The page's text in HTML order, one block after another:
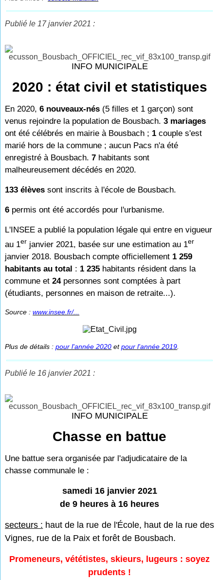
Publié le 17 janvier 2021 :
INFO MUNICIPALE
2020 : état civil et statistiques
En 2020,6 nouveaux-nés (5 filles et 1 garçon) sont
venus rejoindre la population de Bousbach.3 mariages
ont été célébrés en mairie à Bousbach ; 1 couple s'est
marié hors de la commune ; aucun Pacs n'a été
enregistré à Bousbach.7 habitants sont
malheureusement décédés en 2020.
133 élèves sont inscrits à l'école de Bousbach.
6 permis ont été accordés pour l'urbanisme.
L'INSEE a publié la population légale qui entre en vigueur
au 1er janvier 2021, basée sur une estimation au 1er
janvier 2018. Bousbach compte officiellement 1 259
habitants au total : 1 235 habitants résident dans la
commune et24personnes sont comptées à part
(étudiants, personnes en maison de retraite...).
Source :www.insee.fr/...
Plus de détails :pour l'année 2020 etpour l'année 2019
Publié le 16 janvier 2021 :
INFO MUNICIPALE
Chasse en battue
Une battue sera organisée par l'adjudicataire de la
chasse communale le :
samedi 16 janvier 2021
de 9 heures à 16 heures
secteurs : haut de la rue de l'École, haut de la rue des
Vignes, rue de la Paix et forêt de Bousbach.
Promeneurs, vététistes, skieurs, lugeurs : soyez
prudents !